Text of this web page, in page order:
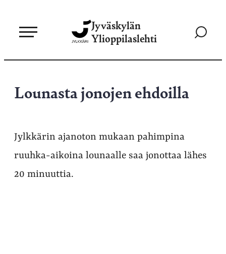
sisältöön
Jyväskylän
Ylioppilaslehti
Siirry
Lounasta jonojen ehdoilla
Jylkkärin ajanoton mukaan pahimpina
ruuhka-aikoina lounaalle saa jonottaa lähes
20 minuuttia.